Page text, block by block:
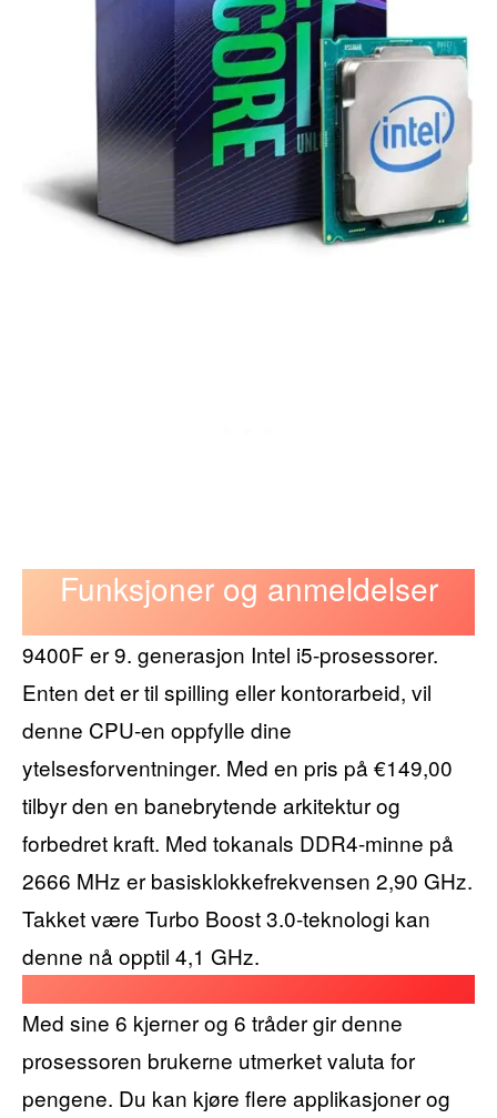
Funksjoner og anmeldelser
9400F er 9. generasjon Intel i5-prosessorer.
Enten det er til spilling eller kontorarbeid, vil
denne CPU-en oppfylle dine
ytelsesforventninger. Med en pris på €149,00
tilbyr den en banebrytende arkitektur og
forbedret kraft. Med tokanals DDR4-minne på
2666 MHz er basisklokkefrekvensen 2,90 GHz.
Takket være Turbo Boost 3.0-teknologi kan
denne nå opptil 4,1 GHz.
Med sine 6 kjerner og 6 tråder gir denne
prosessoren brukerne utmerket valuta for
pengene. Du kan kjøre flere applikasjoner og